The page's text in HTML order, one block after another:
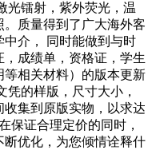
光镭射，紫外荧光，温
质量得到了广大海外客
中介， 同时能做到与时
成绩单，资格证，学生
相关材料）的版本更新
的样版，尺寸大小，
集到原版实物，以求达
保证合理定价的同时，
优化，为您倾情诠释什